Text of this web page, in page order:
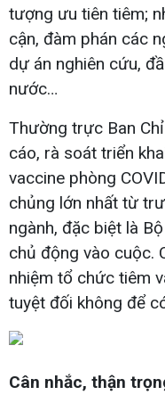
tượng ưu tiên tiêm;
cận, đàm phán các
dự án nghiên cứu,
nước…
Thường trực Ban
cáo, rà soát triển
vaccine phòng
chủng lớn nhất từ
ngành, đặc biệt là
chủ động vào cuộc.
nhiệm tổ chức tiêm
tuyệt đối không để
Cân nhắc, thận